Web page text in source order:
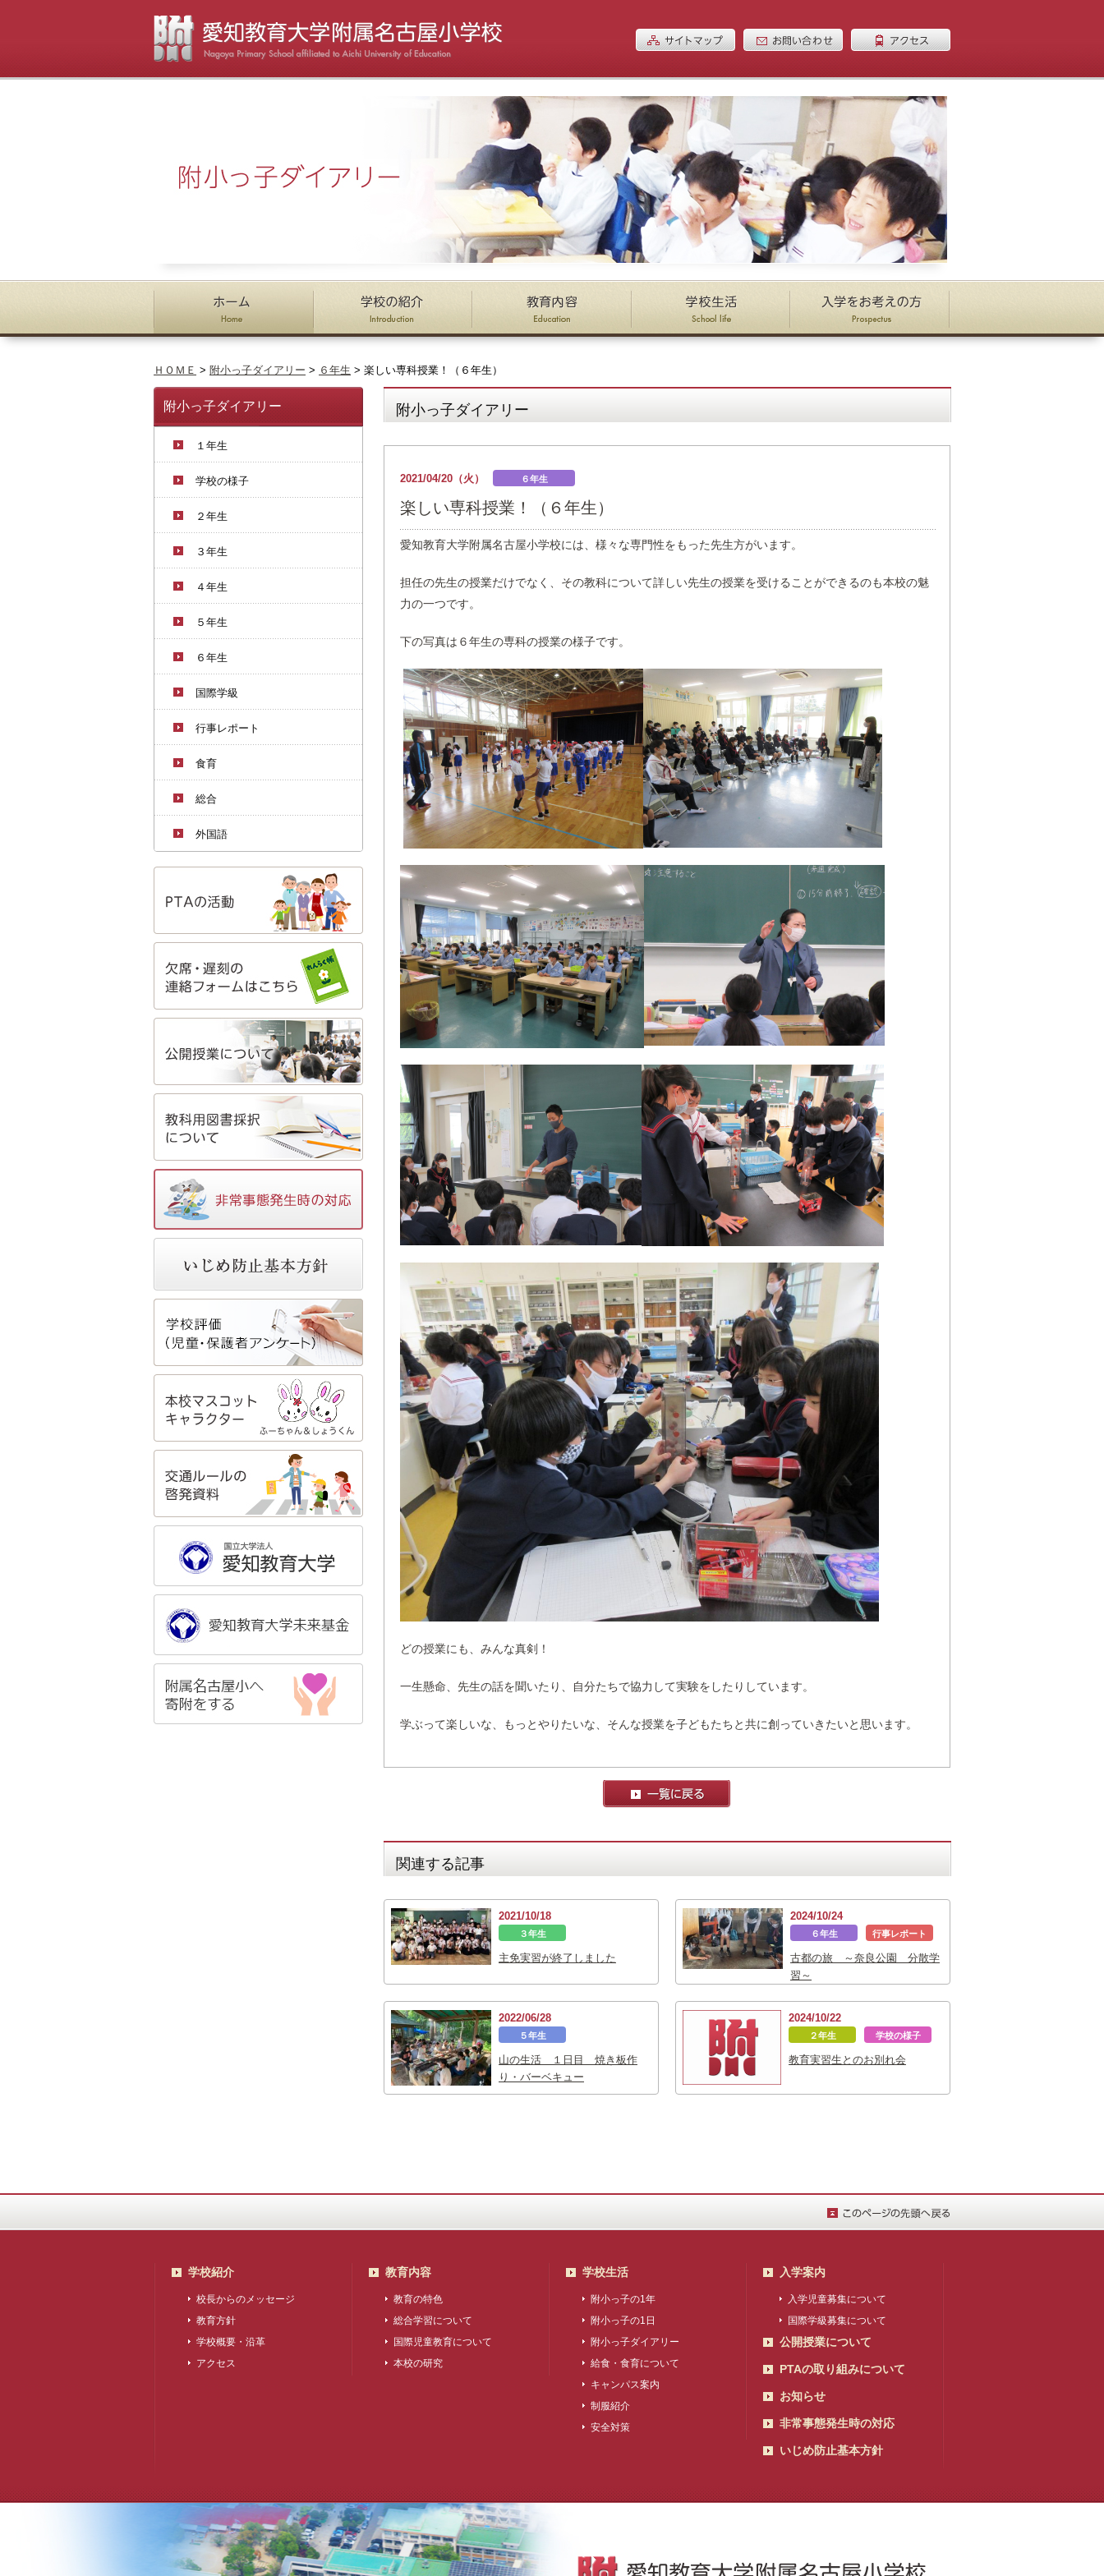
ＨＯＭＥ > 附小っ子ダイアリー > ６年生 > 楽しい専科授業！（６年生）
附小っ子ダイアリー
１年生
学校の様子
２年生
３年生
４年生
５年生
６年生
国際学級
行事レポート
食育
総合
外国語
附小っ子ダイアリー
2021/04/20（火） ６年生
楽しい専科授業！（６年生）
愛知教育大学附属名古屋小学校には、様々な専門性をもった先生方がいます。
担任の先生の授業だけでなく、その教科について詳しい先生の授業を受けることができるのも本校の魅
力の一つです。
下の写真は６年生の専科の授業の様子です。
どの授業にも、みんな真剣！
一生懸命、先生の話を聞いたり、自分たちで協力して実験をしたりしています。
学ぶって楽しいな、もっとやりたいな、そんな授業を子どもたちと共に創っていきたいと思います。
関連する記事
2021/10/18
３年生
主免実習が終了しました
2024/10/24
６年生 行事レポート
古都の旅 ～奈良公園 分散学
習～
2022/06/28
５年生
山の生活 １日目 焼き板作
り・バーベキュー
2024/10/22
２年生 学校の様子
教育実習生とのお別れ会
学校紹介
校長からのメッセージ
教育方針
学校概要・沿革
アクセス
教育内容
教育の特色
総合学習について
国際児童教育について
本校の研究
学校生活
附小っ子の1年
附小っ子の1日
附小っ子ダイアリー
給食・食育について
キャンパス案内
制服紹介
安全対策
入学案内
入学児童募集について
国際学級募集について
公開授業について
PTAの取り組みについて
お知らせ
非常事態発生時の対応
いじめ防止基本方針